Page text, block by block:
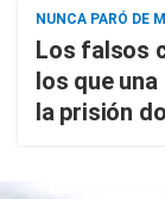
NUNCA PARÓ DE
Los falsos
los que
la prisión